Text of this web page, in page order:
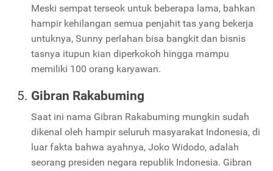
Meski sempat terseok untuk beberapa lama, bahkan
hampir kehilangan semua penjahit tas yang bekerja
untuknya, Sunny perlahan bisa bangkit dan bisnis
tasnya itupun kian diperkokoh hingga mampu
memiliki 100 orang karyawan.
Gibran Rakabuming
Saat ini nama Gibran Rakabuming mungkin sudah
dikenal oleh hampir seluruh masyarakat Indonesia, di
luar fakta bahwa ayahnya, Joko Widodo, adalah
seorang presiden negara republik Indonesia. Gibran